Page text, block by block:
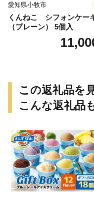
愛知県小牧市
くんねこ シフォンケー
（プレーン） 5個入
この返礼品を
こんな返礼品